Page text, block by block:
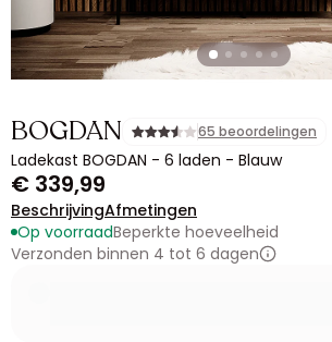
BOGDAN 65 beoordelingen
Ladekast BOGDAN - 6 laden - Blauw
€ 339,99
BeschrijvingAfmetingen
Op voorraadBeperkte hoeveelheid
Verzonden binnen 4 tot 6 dagen